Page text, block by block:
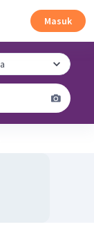
Masuk